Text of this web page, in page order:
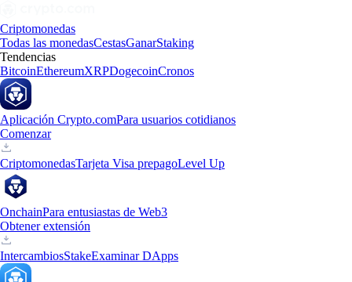
Criptomonedas
Todas las monedasCestasGanarStaking
Tendencias
BitcoinEthereumXRPDogecoinCronos
Aplicación Crypto.comPara usuarios cotidianos
Comenzar
CriptomonedasTarjeta Visa prepagoLevel Up
OnchainPara entusiastas de Web3
Obtener extensión
IntercambiosStakeExaminar DApps